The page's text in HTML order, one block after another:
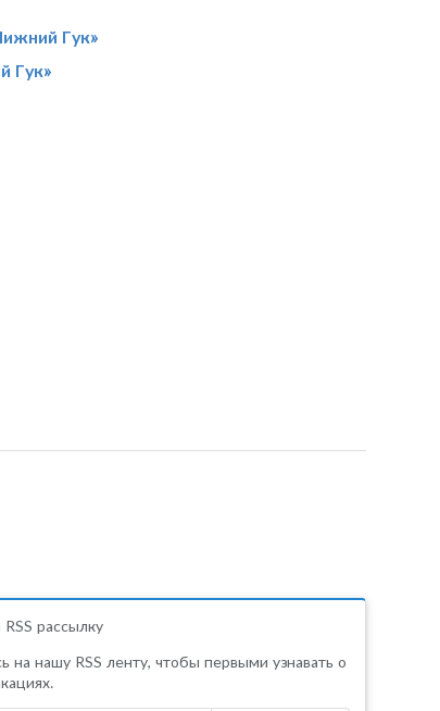
Гук»
Гук»
рассылку
на нашу RSS ленту, чтобы первыми узнавать о